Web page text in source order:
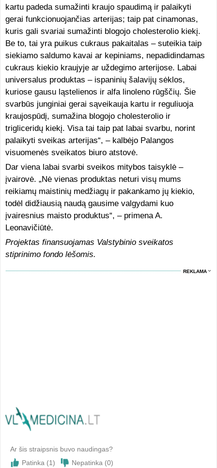
kartu padeda sumažinti kraujo spaudimą ir palaikyti
gerai funkcionuojančias arterijas; taip pat cinamonas,
kuris gali svariai sumažinti blogojo cholesterolio kiekį.
Be to, tai yra puikus cukraus pakaitalas – suteikia taip
siekiamo saldumo kavai ar kepiniams, nepadidindamas
cukraus kiekio kraujyje ar uždegimo arterijose. Labai
universalus produktas – ispaninių šalavijų sėklos,
kuriose gausu ląstelienos ir alfa linoleno rūgščių. Šie
svarbūs junginiai gerai sąveikauja kartu ir reguliuoja
kraujospūdį, sumažina blogojo cholesterolio ir
trigliceridų kiekį. Visa tai taip pat labai svarbu, norint
palaikyti sveikas arterijas“, – kalbėjo Palangos
visuomenės sveikatos biuro atstovė.
Dar viena labai svarbi sveikos mitybos taisyklė –
įvairovė. „Nė vienas produktas neturi visų mums
reikiamų maistinių medžiagų ir pakankamo jų kiekio,
todėl didžiausią naudą gausime valgydami kuo
įvairesnius maisto produktus“, – primena A.
Leonavičiūtė.
Projektas finansuojamas Valstybinio sveikatos
stiprinimo fondo lėšomis.
REKLAMA
Ar šis straipsnis buvo naudingas?
Patinka (1) Nepatinka (0)